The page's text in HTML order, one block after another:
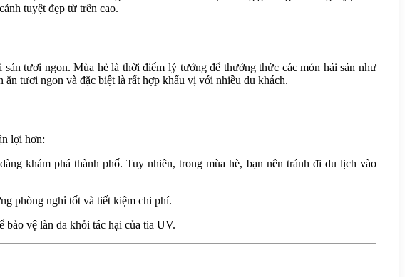
tuyệt đẹp từ trên cao.
tươi ngon. Mùa hè là thời điểm lý tưởng để thưởng thức các món hải sản như
tươi ngon và đặc biệt là rất hợp khẩu vị với nhiều du khách.
lợi hơn:
khám phá thành phố. Tuy nhiên, trong mùa hè, bạn nên tránh đi du lịch vào
phòng nghỉ tốt và tiết kiệm chi phí.
bảo vệ làn da khỏi tác hại của tia UV.